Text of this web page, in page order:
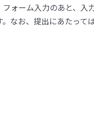
ォーム入力のあと、入
なお、提出にあたって